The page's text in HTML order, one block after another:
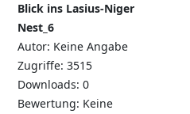
Blick ins Lasius-Niger
Nest_6
Autor: Keine Angabe
Zugriffe: 3515
Downloads: 0
Bewertung: Keine